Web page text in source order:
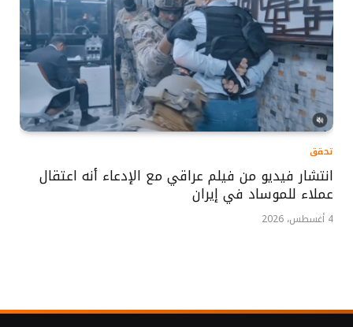
تحقق
انتشار فيديو من فيلم عراقي مع الإدعاء أنه اعتقال
عملاء للموساد في إيران
4 أغسطس، 2026